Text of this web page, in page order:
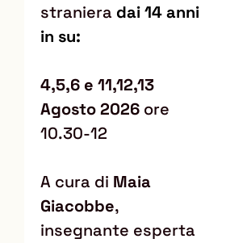
straniera dai 14 anni
in su:
4,5,6 e 11,12,13
Agosto 2026 ore
10.30-12
A cura di Maia
Giacobbe,
insegnante esperta